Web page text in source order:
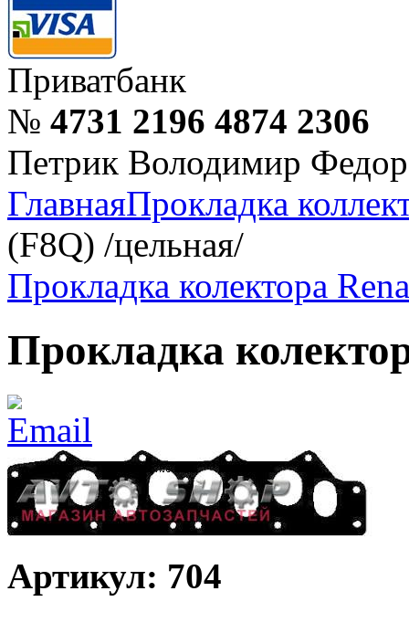
Приватбанк
№ 4731 2196 4874 2306
Петрик Володимир
ГлавнаяПрокладка
(F8Q) /цельная/
Прокладка колектора
Прокладка
Артикул: 704